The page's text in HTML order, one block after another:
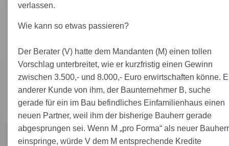
verlassen.
Wie kann so etwas passieren?
Der Berater (V) hatte dem Mandanten (M) einen tollen
Vorschlag unterbreitet, wie er kurzfristig einen Gewinn
zwischen 3.500,- und 8.000,- Euro erwirtschaften könne.
anderer Kunde von ihm, der Baunternehmer B, suche
gerade für ein im Bau befindliches Einfamilienhaus einen
neuen Partner, weil ihm der bisherige Bauherr gerade
abgesprungen sei. Wenn M „pro Forma“ als neuer Bauherr
einspringe, würde V dem M entsprechende Kredite